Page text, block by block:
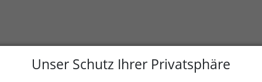
Unser Schutz Ihrer Privatsphäre